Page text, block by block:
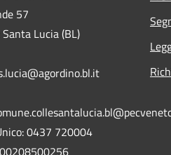
57
Lucia (BL)
0437 720004